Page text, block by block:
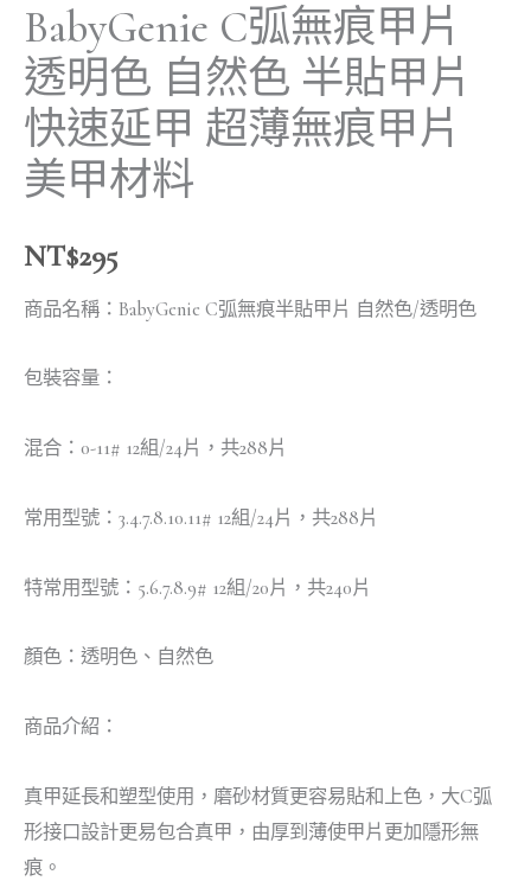
BabyGenie C弧無痕甲片
透明色 自然色 半貼甲片
快速延甲 超薄無痕甲片
美甲材料
NT$295
商品名稱：BabyGenie C弧無痕半貼甲片 自然色/透明色
包裝容量：
混合：0-11# 12組/24片，共288片
常用型號：3.4.7.8.10.11# 12組/24片，共288片
特常用型號：5.6.7.8.9# 12組/20片，共240片
顏色：透明色、自然色
商品介紹：
真甲延長和塑型使用，磨砂材質更容易貼和上色，大C弧
形接口設計更易包合真甲，由厚到薄使甲片更加隱形無
痕。
片
美
甲
材
料
數
量